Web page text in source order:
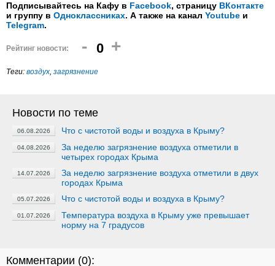
Подписывайтесь на Кафу в Facebook, страницу ВКонтакте
и группу в Одноклассниках. А также на канал Youtube и
Telegram.
Рейтинг новости: - 0 +
Теги: воздух, загрязнение
Новости по теме
06.08.2026 Что с чистотой воды и воздуха в Крыму?
04.08.2026
За неделю загрязнение воздуха отметили в
четырех городах Крыма
14.07.2026
За неделю загрязнение воздуха отметили в двух
городах Крыма
05.07.2026 Что с чистотой воды и воздуха в Крыму?
01.07.2026
Температура воздуха в Крыму уже превышает
норму на 7 градусов
Комментарии (0):